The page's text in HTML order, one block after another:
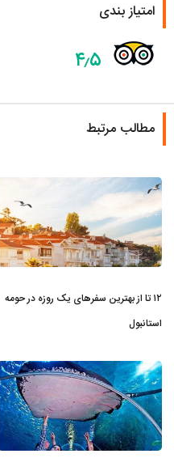
امتیاز بندی
۴٫۵
مطالب مرتبط
۱۲ تا از بهترین سفرهای یک روزه در حومه
استانبول